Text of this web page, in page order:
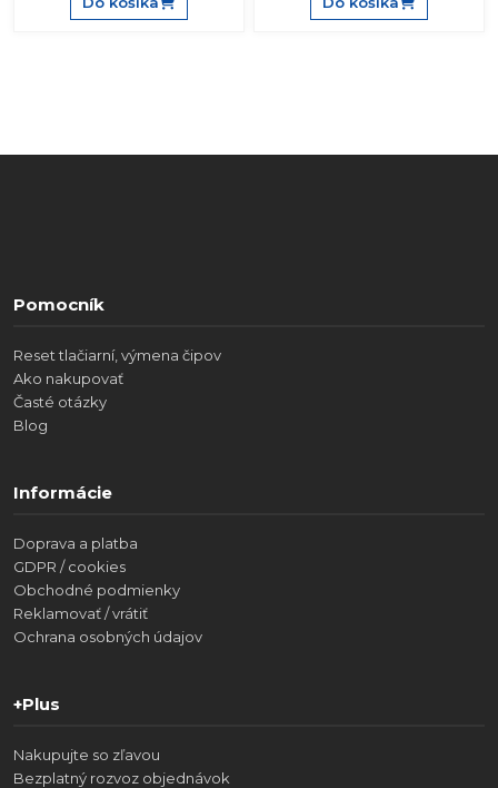
Pomocník
Reset tlačiarní, výmena čipov
Ako nakupovať
Časté otázky
Blog
Informácie
Doprava a platba
GDPR / cookies
Obchodné podmienky
Reklamovať / vrátiť
Ochrana osobných údajov
+Plus
Nakupujte so zľavou
Bezplatný rozvoz objednávok